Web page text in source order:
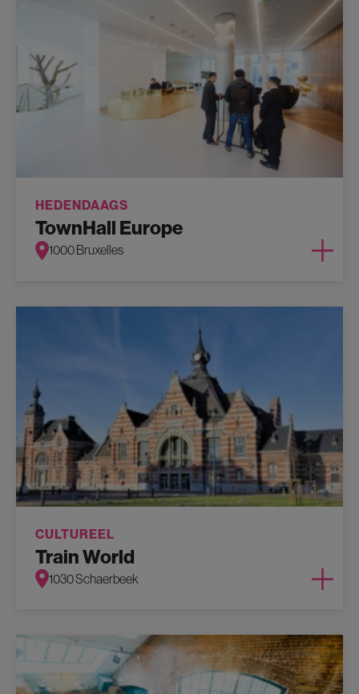
HEDENDAAGS
TownHall Europe
1000 Bruxelles
CULTUREEL
Train World
1030 Schaerbeek